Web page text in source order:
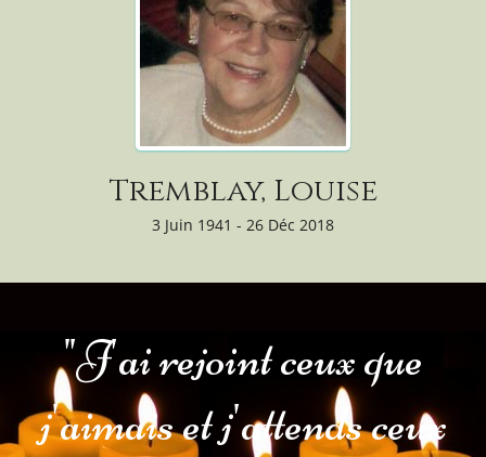
Tremblay, Louise
3 Juin 1941 - 26 Déc 2018
"J'ai rejoint ceux que
j'aimais et j'attends ceux